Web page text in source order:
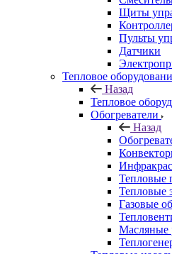
Щиты
Пульты
Датчики
Тепловое
Назад
Тепловое
Обогреватели
Назад
Тепловые
Тепловые
Газовые
Масляные